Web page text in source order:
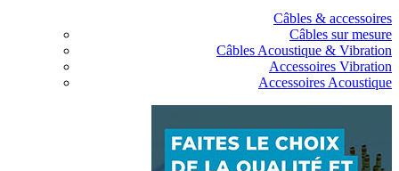
Câbles & accessoires
Câbles sur mesure
Câbles Acoustique & Vibration
Accessoires Vibration
Accessoires Acoustique